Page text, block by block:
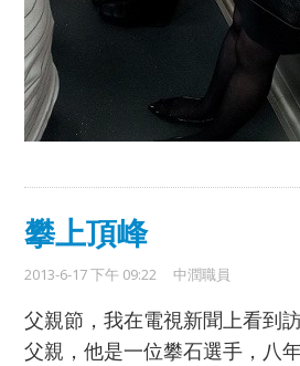
攀上頂峰
2013-6-17 下午 09:22 中潤職員
父親節，我在電視新聞上看到
父親，他是一位攀石選手，八